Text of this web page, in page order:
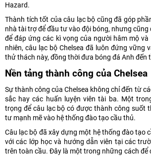
Hazard.
Thành tích tốt của câu lạc bộ cũng đã góp
nhà tài trợ để đầu tư vào đội bóng, nhưng cũng
để đáp ứng các kì vọng của người hâm mộ và
nhiên, câu lạc bộ Chelsea đã luôn đứng vững
thử thách này, đồng thời đưa bóng đá Anh đến
Nền tảng thành công của Chelsea
Sự thành công của Chelsea không chỉ đến từ
sắc hay các huấn luyện viên tài ba. Một
trọng để câu lạc bộ có được thành công suốt
tư mạnh mẽ vào hệ thống đào tạo cầu thủ.
Câu lạc bộ đã xây dựng một hệ thống đào tạo
với các lớp học và hướng dẫn viên tại các
trên toàn cầu. Đây là một trong những cách để